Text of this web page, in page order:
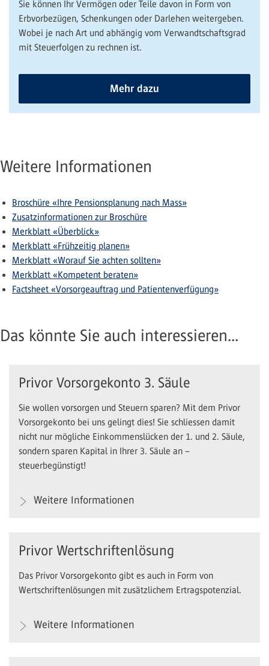
Sie können Ihr Vermögen oder Teile davon in Form von
Erbvorbezügen, Schenkungen oder Darlehen weitergeben.
Wobei je nach Art und abhängig vom Verwandtschaftsgrad
mit Steuerfolgen zu rechnen ist.
Mehr dazu
Weitere Informationen
Broschüre «Ihre Pensionsplanung nach Mass»
Zusatzinformationen zur Broschüre
Merkblatt «Überblick»
Merkblatt «Frühzeitig planen»
Merkblatt «Worauf Sie achten sollten»
Merkblatt «Kompetent beraten»
Factsheet «Vorsorgeauftrag und Patientenverfügung»
Das könnte Sie auch interessieren...
Privor Vorsorgekonto 3. Säule
Sie wollen vorsorgen und Steuern sparen? Mit dem Privor
Vorsorgekonto bei uns gelingt dies! Sie schliessen damit
nicht nur mögliche Einkommenslücken der 1. und 2. Säule,
sondern sparen Kapital in Ihrer 3. Säule an –
steuerbegünstigt!
Weitere Informationen
Privor Wertschriftenlösung
Das Privor Vorsorgekonto gibt es auch in Form von
Wertschriftenlösungen mit zusätzlichem Ertragspotenzial.
Weitere Informationen